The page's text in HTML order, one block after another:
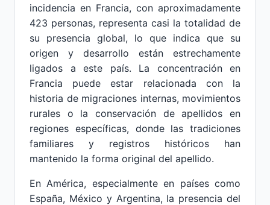
incidencia en Francia, con aproximadamente
423 personas, representa casi la totalidad de
su presencia global, lo que indica que su
origen y desarrollo están estrechamente
ligados a este país. La concentración en
Francia puede estar relacionada con la
historia de migraciones internas, movimientos
rurales o la conservación de apellidos en
regiones específicas, donde las tradiciones
familiares y registros históricos han
mantenido la forma original del apellido.
En América, especialmente en países como
España, México y Argentina, la presencia del